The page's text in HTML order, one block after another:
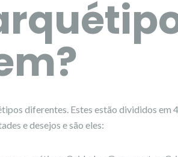
diferentes. Estes estão divididos em
e desejos e são eles: